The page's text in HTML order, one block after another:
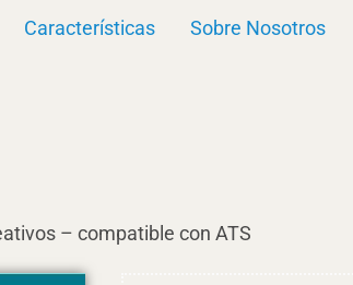
Características
Sobre Nosotros
– compatible con ATS